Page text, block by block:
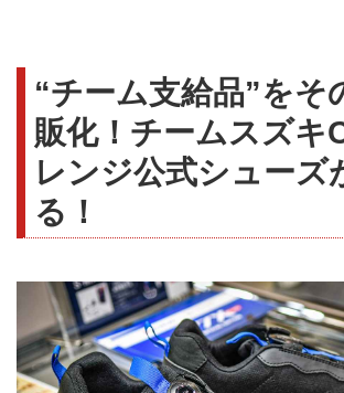
“チーム支給品”をそ
販化！チームスズキ
レンジ公式シューズ
る！